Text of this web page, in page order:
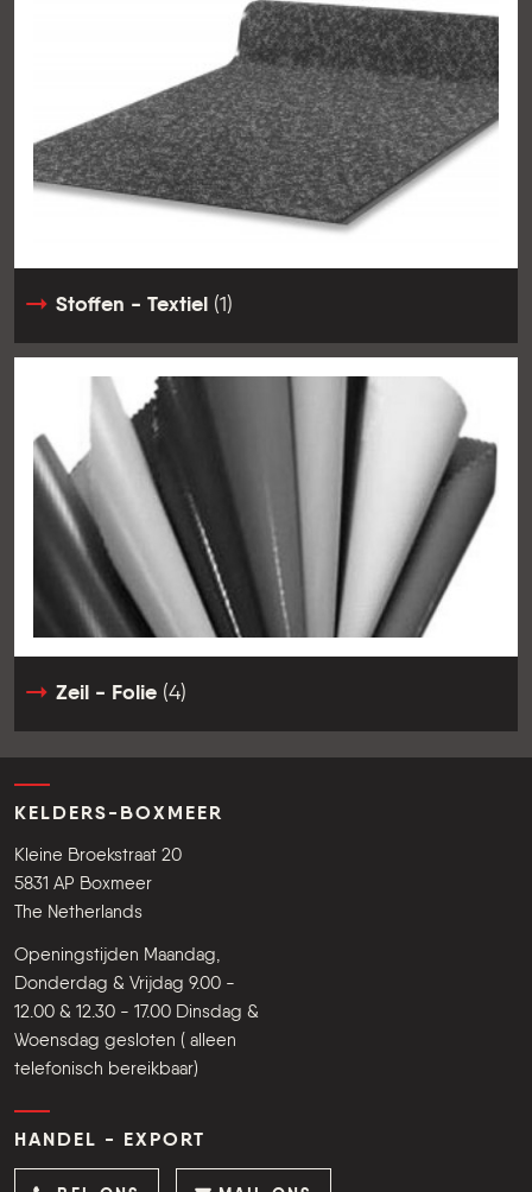
Stoffen - Textiel (1)
Zeil - Folie (4)
KELDERS-BOXMEER
Kleine Broekstraat 20
5831 AP Boxmeer
The Netherlands
Openingstijden Maandag,
Donderdag & Vrijdag 9.00 -
12.00 & 12.30 - 17.00 Dinsdag &
Woensdag gesloten ( alleen
telefonisch bereikbaar)
HANDEL - EXPORT